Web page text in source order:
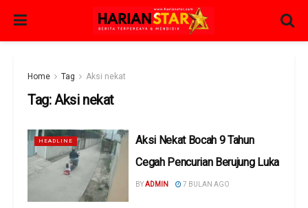
Home Tag Aksi nekat
Tag:Aksi nekat
HEADLINE
Aksi Nekat Bocah 9 Tahun
Cegah Pencurian Berujung Luka
BYADMIN 7 BULAN AGO